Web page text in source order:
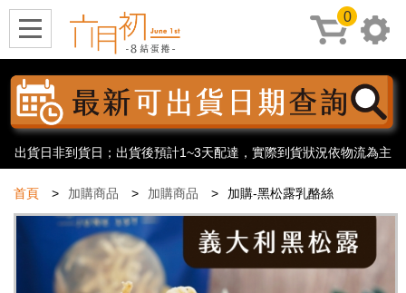
出貨日非到貨日；出貨後預計1~3天配達，實際到貨狀況依物流為主
首頁 加購商品 加購商品 加購-黑松露乳酪絲
0